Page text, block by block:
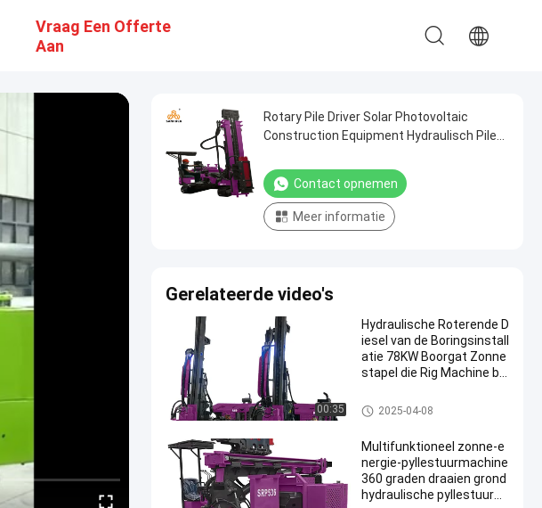
Vraag Een Offerte
Aan
Rotary Pile Driver Solar Photovoltaic
Construction Equipment Hydraulisch Pile
Contact opnemen
Meer informatie
Gerelateerde video's
00:35
Hydraulische Roterende D
iesel van de Boringsinstall
atie 78KW Boorgat Zonne
stapel die Rig Machine bo
heiblokmachine
2025-04-08
Multifunktioneel zonne-e
nergie-pyllestuurmachine
360 graden draaien grond
hydraulische pyllestuurm